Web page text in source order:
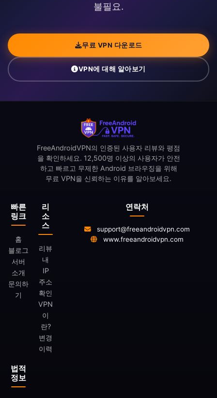
불필요.
무료 VPN 다운로드
VPN에 대해 알아보기
빠른
링크
홈
블로그
서버
소개
문의하
기
리
소
스
리뷰
내
IP
주소
확인
VPN
이
란?
변경
이력
법적
정보
FreeAndroidVPN의 인증된 사용자 리뷰와 평점
을 확인하세요. 12,500명 이상의 사용자가 안전
하고 빠르고 무제한 Android 브라우징을 위해
무료 VPN을 신뢰하는 이유를 알아보세요.
연락처
support@freeandroidvpn.com
www.freeandroidvpn.com